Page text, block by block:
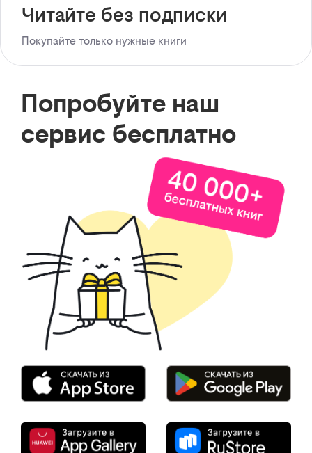
Читайте без подписки
Покупайте только нужные книги
Попробуйте наш
сервис бесплатно